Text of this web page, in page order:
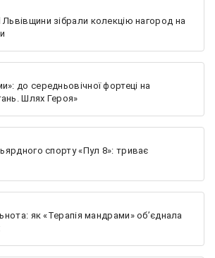
Львівщини зібрали колекцію нагород на
до середньовічної фортеці на
Шлях Героя»
спорту «Пул 8»: триває
як «Терапія мандрами» об’єднала